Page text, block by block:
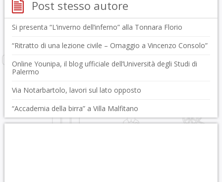
Post stesso autore
Si presenta “L’inverno dell’inferno” alla Tonnara Florio
“Ritratto di una lezione civile – Omaggio a Vincenzo Consolo”
Online Younipa, il blog ufficiale dell’Università degli Studi di
Palermo
Via Notarbartolo, lavori sul lato opposto
“Accademia della birra” a Villa Malfitano